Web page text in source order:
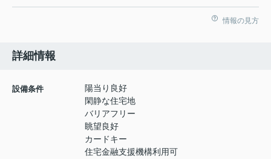
情報の見方
詳細情報
設備条件
陽当り良好
閑静な住宅地
バリアフリー
眺望良好
カードキー
住宅金融支援機構利用可